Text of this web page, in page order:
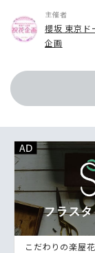
主催者
櫻坂 東京ド
企画
こだわりの楽屋